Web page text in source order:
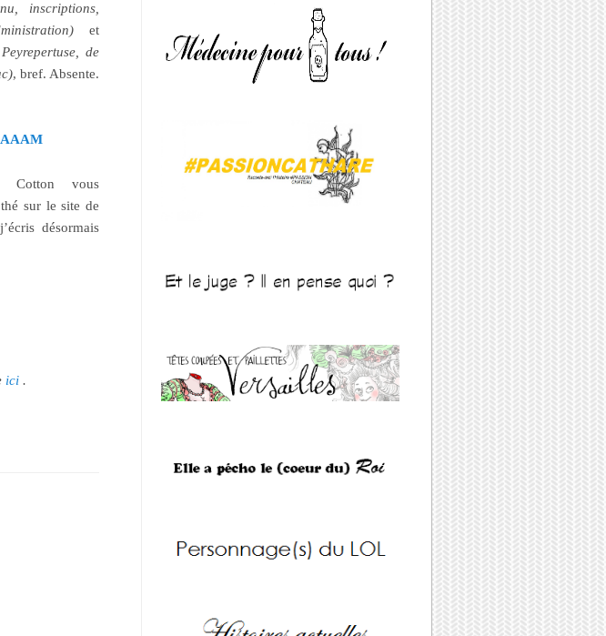
inscriptions,
et
de
, bref. Absente.
Cotton vous
sur le site de
désormais
ici .